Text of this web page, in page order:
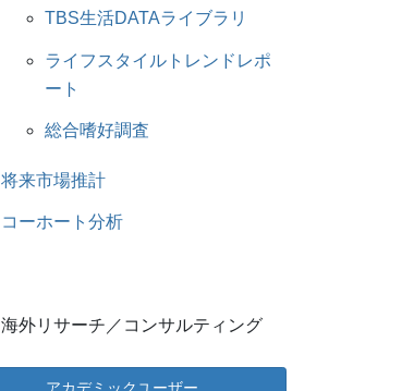
TBS生活DATAライブラリ
ライフスタイルトレンドレポ
ート
総合嗜好調査
将来市場推計
コーホート分析
海外リサーチ／コンサルティング